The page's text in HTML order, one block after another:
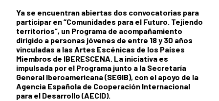
Ya se encuentran abiertas dos convocatorias para
participar en “Comunidades para el Futuro. Tejiendo
territorios”, un Programa de acompañamiento
dirigido a personas jóvenes de entre 18 y 30 años
vinculadas a las Artes Escénicas de los Países
Miembros de IBERESCENA. La iniciativa es
impulsada por el Programa junto a la Secretaría
General Iberoamericana (SEGIB), con el apoyo de la
Agencia Española de Cooperación Internacional
para el Desarrollo (AECID).